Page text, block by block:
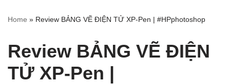
Home » Review BẢNG VẼ ĐIỆN TỬ XP-Pen | #HPphotoshop
Review BẢNG VẼ ĐIỆN
TỬ XP-Pen |